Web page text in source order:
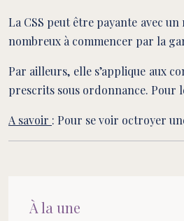
La CSS peut être payante avec
nombreux à commencer par la
Par ailleurs, elle s’applique aux
prescrits sous ordonnance. Pour
A savoir : Pour se voir octroyer
À la une